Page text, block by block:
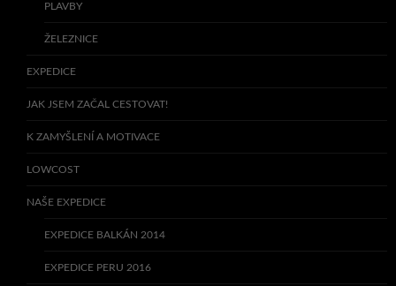
PLAVBY
ŽELEZNICE
EXPEDICE
JAK JSEM ZAČAL CESTOVAT!
K ZAMYŠLENÍ A MOTIVACE
LOWCOST
NAŠE EXPEDICE
EXPEDICE BALKÁN 2014
EXPEDICE PERU 2016